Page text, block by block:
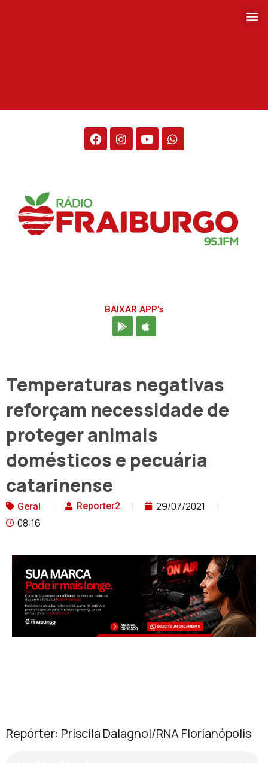
BAIXAR APP's
Temperaturas negativas
reforçam necessidade de
proteger animais
domésticos e pecuária
catarinense
Geral Reporter2
29/07/2021
08:16
Repórter: Priscila Dalagnol/RNA Florianópolis